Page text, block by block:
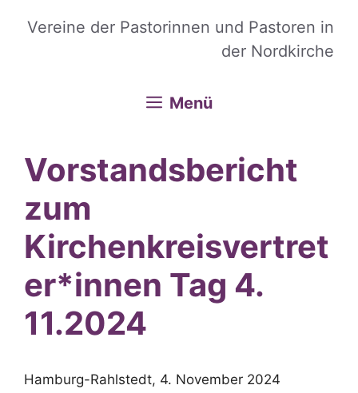
Vereine der Pastorinnen und Pastoren in
der Nordkirche
Menü
Vorstandsbericht
zum
Kirchenkreisvertret
er*innen Tag 4.
11.2024
Hamburg-Rahlstedt, 4. November 2024